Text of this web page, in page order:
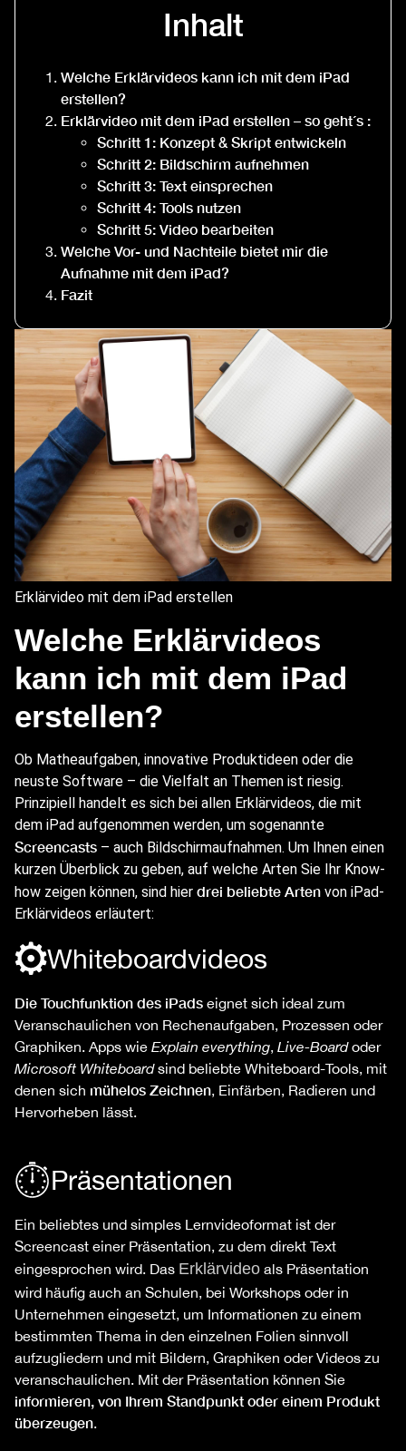
Inhalt
Welche Erklärvideos kann ich mit dem iPad
erstellen?
Erklärvideo mit dem iPad erstellen – so geht´s :
Schritt 1: Konzept & Skript entwickeln
Schritt 2: Bildschirm aufnehmen
Schritt 3: Text einsprechen
Schritt 4: Tools nutzen
Schritt 5: Video bearbeiten
Welche Vor- und Nachteile bietet mir die
Aufnahme mit dem iPad?
Fazit
Erklärvideo mit dem iPad erstellen
Welche Erklärvideos
kann ich mit dem iPad
erstellen?
Ob Matheaufgaben, innovative Produktideen oder die
neuste Software – die Vielfalt an Themen ist riesig.
Prinzipiell handelt es sich bei allen Erklärvideos, die mit
dem iPad aufgenommen werden, um sogenannte
Screencasts – auch Bildschirmaufnahmen. Um Ihnen einen
kurzen Überblick zu geben, auf welche Arten Sie Ihr Know-
how zeigen können, sind hier drei beliebte Arten von iPad-
Erklärvideos erläutert:
Whiteboardvideos
Die Touchfunktion des iPads eignet sich ideal zum
Veranschaulichen von Rechenaufgaben, Prozessen oder
Graphiken. Apps wie Explain everything, Live-Boardoder
Microsoft Whiteboardsind beliebte Whiteboard-Tools, mit
denen sich mühelos Zeichnen, Einfärben, Radieren und
Hervorheben lässt.
Präsentationen
Ein beliebtes und simples Lernvideoformat ist der
Screencast einer Präsentation, zu dem direkt Text
eingesprochen wird. Das Erklärvideo als Präsentation
wird häufig auch an Schulen, bei Workshops oder in
Unternehmen eingesetzt, um Informationen zu einem
bestimmten Thema in den einzelnen Folien sinnvoll
aufzugliedern und mit Bildern, Graphiken oder Videos zu
veranschaulichen. Mit der Präsentation können Sie
informieren, von Ihrem Standpunkt oder einem Produkt
überzeugen.